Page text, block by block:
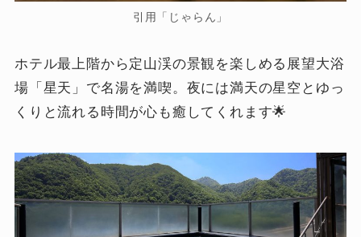
引用「じゃらん」
ホテル最上階から定山渓の景観を楽しめる展望大浴
場「星天」で名湯を満喫。夜には満天の星空とゆっ
くりと流れる時間が心も癒してくれます🌟